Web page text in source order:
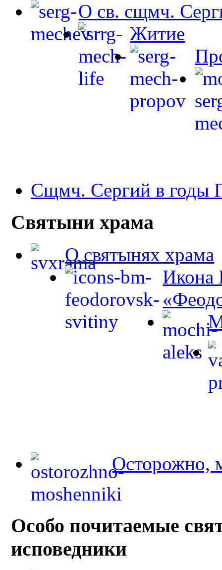
О св. сщмч.
Житие
Сщмч. Сергий в годы
Святыни храма
О святынях храма
Икона
Осторожно,
Особо почитаемые
исповедники